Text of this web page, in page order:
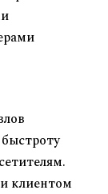
клиентом